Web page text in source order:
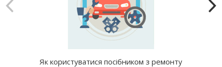
Як користуватися посібником з ремонту